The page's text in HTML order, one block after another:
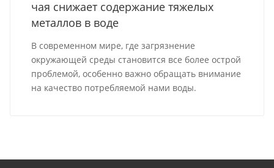
чая снижает содержание тяжелых
металлов в воде
В современном мире, где загрязнение
окружающей среды становится все более острой
проблемой, особенно важно обращать внимание
на качество потребляемой нами воды.